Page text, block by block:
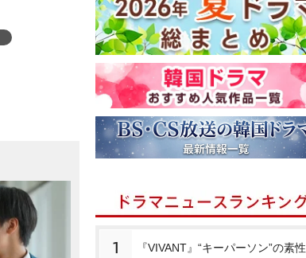
1 『VIVANT』“キーパーソン”の素性